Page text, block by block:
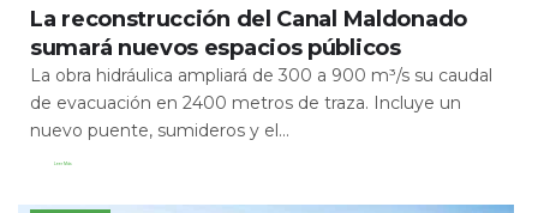
La reconstrucción del Canal Maldonado
sumará nuevos espacios públicos
La obra hidráulica ampliará de 300 a 900 m³/s su caudal
de evacuación en 2400 metros de traza. Incluye un
nuevo puente, sumideros y el...
Leer Más